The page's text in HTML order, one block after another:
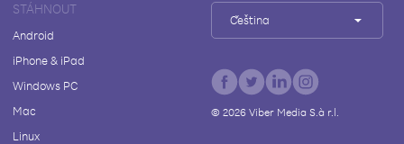
STÁHNOUT
Android
iPhone & iPad
Windows PC
Mac
Linux
Čeština
© 2026Viber Media S.à r.l.